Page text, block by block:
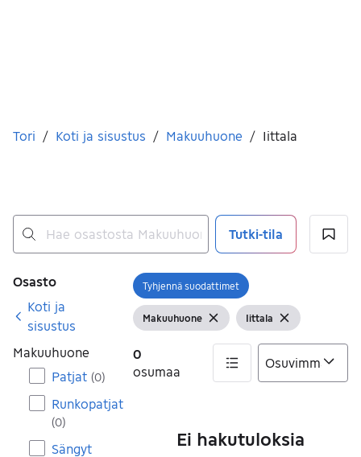
Olet tässä
Tori / Koti ja sisustus / Makuuhuone / Iittala
Tutki-tila
Suodattimet
Osasto
Koti ja
sisustus
Makuuhuone
Patjat (0)
Runkopatjat
(0)
Sängyt
Avaa suodatin
Tyhjennä suodattimet
Näytä suodattimet
Makuuhuone Tyhjennä suodatin
Näytä suodattimet
Iittala
Tyhjennä
0
osumaa
Ei hakutuloksia